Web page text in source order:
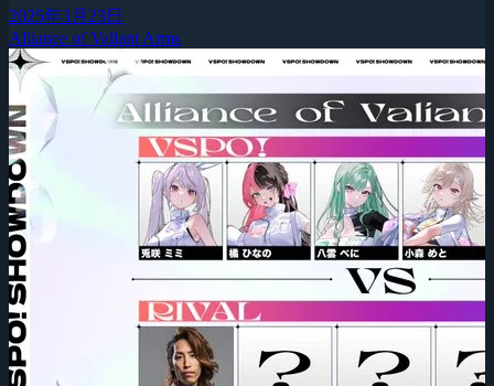
2025年3月23日
Alliance of Valiant Arms